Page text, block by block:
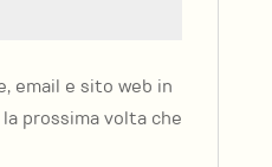
email e sito web in
prossima volta che